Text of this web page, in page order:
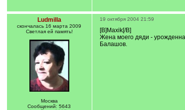
Ludmilla
скончалась 16 марта 2009
Светлая ей память!
Москва
Сообщений: 5643
19 октября 2004 21:59
[B]Maxik[/B]
Жена моего дяди -
Балашов.